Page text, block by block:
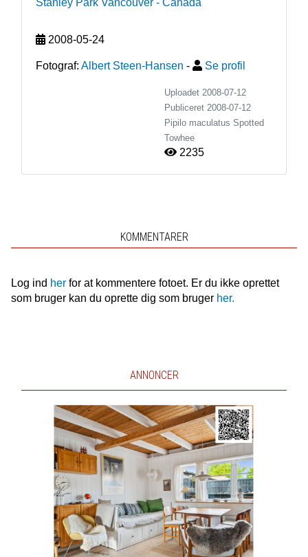
Stanley Park Vancouver - Canada
2008-05-24
Fotograf: Albert Steen-Hansen - Se profil
Uploadet 2008-07-12
Publiceret 2008-07-12
Pipilo maculatus Spotted
Towhee
2235
KOMMENTARER
Log ind herfor at kommentere fotoet. Er du ikke oprettet
som bruger kan du oprette dig som bruger her.
ANNONCER